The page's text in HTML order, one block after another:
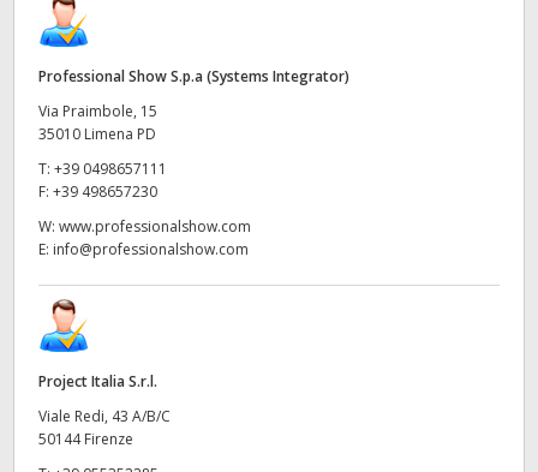
Professional Show S.p.a (Systems Integrator)
Via Praimbole, 15
35010 Limena PD
T: +39 0498657111
F: +39 498657230
W: www.professionalshow.com
E: info@professionalshow.com
Project Italia S.r.l.
Viale Redi, 43 A/B/C
50144 Firenze